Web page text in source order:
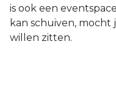
is ook een
kan schuiven, mocht
willen zitten.